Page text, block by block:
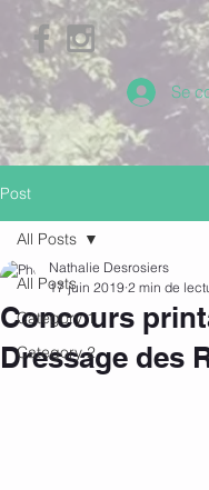
Se
Post
All Posts
Category 1
Category 2
All Posts
Concours
Dressage des
Nathalie Desrosiers
17 juin 2019 2 min de